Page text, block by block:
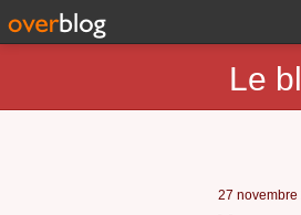
Le
27 novembre